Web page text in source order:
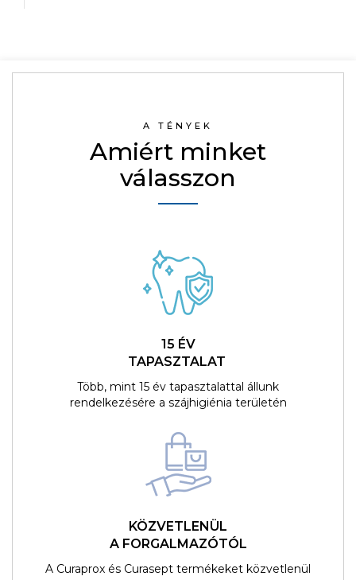
A TÉNYEK
Amiért minket
válasszon
15 ÉV
TAPASZTALAT
Több, mint 15 év tapasztalattal állunk
rendelkezésére a szájhigiénia területén
KÖZVETLENÜL
A FORGALMAZÓTÓL
A Curaprox és Curasept termékeket közvetlenül